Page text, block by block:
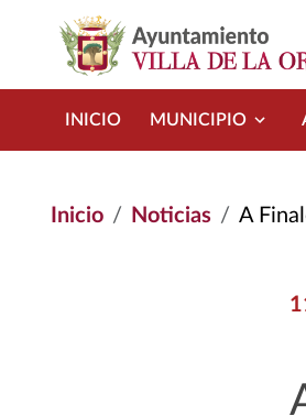
INICIO MUNICIPIO
Inicio Noticias A Finales